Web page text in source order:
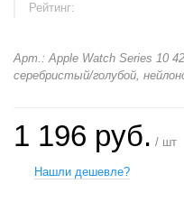
Рейтинг:
Арт.: Apple Watch Series 10
серебристый/голубой,
1 196 руб. / шт
Нашли дешевле?